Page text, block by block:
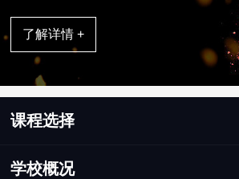
了解详情 +
课程选择
学校概况